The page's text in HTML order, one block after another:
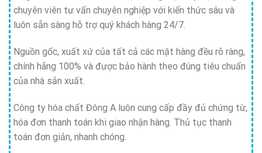
chuyên viên tư vấn chuyên nghiệp với kiến thức sâu và
luôn sẵn sàng hỗ trợ quý khách hàng 24/7.
Nguồn gốc, xuất xứ của tất cả các mặt hàng đều rõ ràng,
chính hãng 100% và được bảo hành theo đúng tiêu chuẩn
của nhà sản xuất.
Công ty hóa chất Đông A luôn cung cấp đầy đủ chứng từ,
hóa đơn thanh toán khi giao nhận hàng. Thủ tục thanh
toán đơn giản, nhanh chóng.